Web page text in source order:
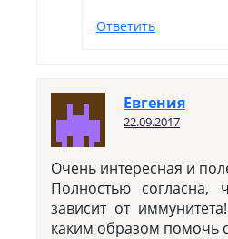
Ответить
Евгения
22.09.2017
Очень интересная и
Полностью
зависит от
каким образом помочь